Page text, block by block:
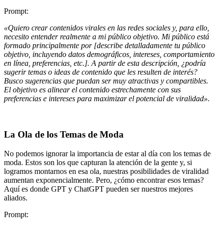
Prompt:
«Quiero crear contenidos virales en las redes sociales y, para ello,
necesito entender realmente a mi público objetivo. Mi público está
formado principalmente por [describe detalladamente tu público
objetivo, incluyendo datos demográficos, intereses, comportamiento
en línea, preferencias, etc.]. A partir de esta descripción, ¿podría
sugerir temas o ideas de contenido que les resulten de interés?
Busco sugerencias que puedan ser muy atractivas y compartibles.
El objetivo es alinear el contenido estrechamente con sus
preferencias e intereses para maximizar el potencial de viralidad».
La Ola de los Temas de Moda
No podemos ignorar la importancia de estar al día con los temas de
moda. Estos son los que capturan la atención de la gente y, si
logramos montarnos en esa ola, nuestras posibilidades de viralidad
aumentan exponencialmente. Pero, ¿cómo encontrar esos temas?
Aquí es donde GPT y ChatGPT pueden ser nuestros mejores
aliados.
Prompt: